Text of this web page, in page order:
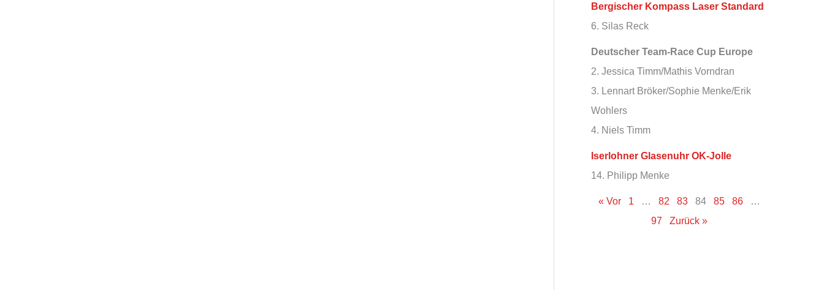
Bergischer Kompass Laser Standard
6. Silas Reck
Deutscher Team-Race Cup Europe
2. Jessica Timm/Mathis Vorndran
3. Lennart Bröker/Sophie Menke/Erik
Wohlers
4. Niels Timm
Iserlohner Glasenuhr OK-Jolle
14. Philipp Menke
« Vor 1 … 82 83 84 85 86
…
97
Zurück »